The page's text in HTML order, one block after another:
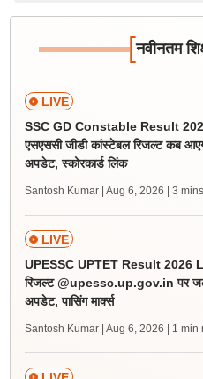
[नवीनतम
LIVE
SSC GD Constable Result
एसएससी जीडी कांस्टेबल रिजल्ट कब
अपडेट, स्कोरकार्ड लिंक
Santosh Kumar | Aug 6, 2026 | 3
LIVE
UPESSC UPTET Result 2026
रिजल्ट @upessc.up.gov.in पर
अपडेट, पासिंग मार्क्स
Santosh Kumar | Aug 6, 2026 | 1 min